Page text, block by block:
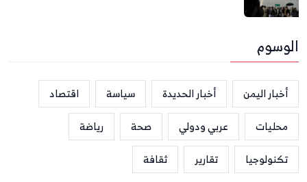
الوسوم
أخبار اليمن أخبار الحديدة سياسة
اقتصاد
محليات
عربي ودولي صحة
رياضة
تكنولوجيا
تقارير ثقافة